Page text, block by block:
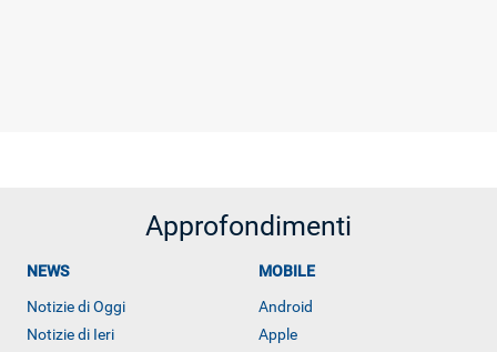
Approfondimenti
NEWS
Notizie di Oggi
Notizie di Ieri
MOBILE
Android
Apple